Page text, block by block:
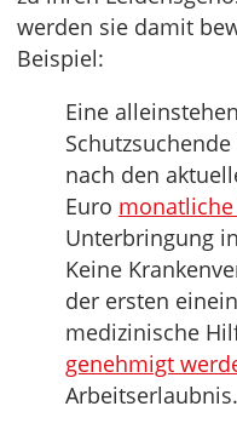
werden sie damit
Beispiel:
Eine
nach den
Euro
Unterbringung
Keine
der ersten
medizinische
genehmigt
Arbeitserlaubnis.